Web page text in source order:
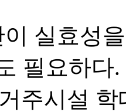
실효성
필요하다
주시설